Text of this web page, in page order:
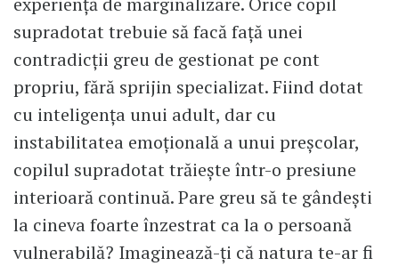
supradotat trebuie să facă față unei
contradicții greu de gestionat pe cont
propriu, fără sprijin specializat. Fiind dotat
cu inteligența unui adult, dar cu
instabilitatea emoțională a unui preșcolar,
copilul supradotat trăiește într-o presiune
interioară continuă. Pare greu să te gândești
la cineva foarte înzestrat ca la o persoană
vulnerabilă? Imaginează-ți că natura te-ar fi